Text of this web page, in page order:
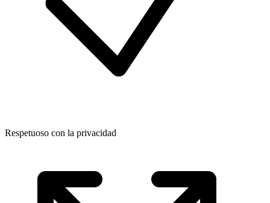
Respetuoso con la privacidad